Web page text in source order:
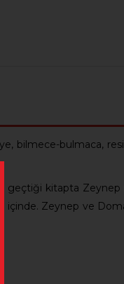
bilmece-bulmaca,
geçtiği kitapta
içinde. Zeynep ve